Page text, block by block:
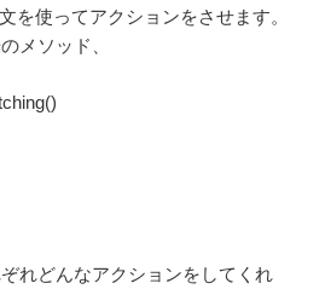
を使ってアクションをさせます。
メソッド、
れどんなアクションをしてくれ